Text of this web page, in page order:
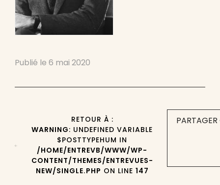
Publié le 6 mai 2020
RETOUR À :
WARNING: UNDEFINED VARIABLE
$POSTTYPEHUM IN
/HOME/ENTREVB/WWW/WP-
CONTENT/THEMES/ENTREVUES-
NEW/SINGLE.PHP ON LINE 147